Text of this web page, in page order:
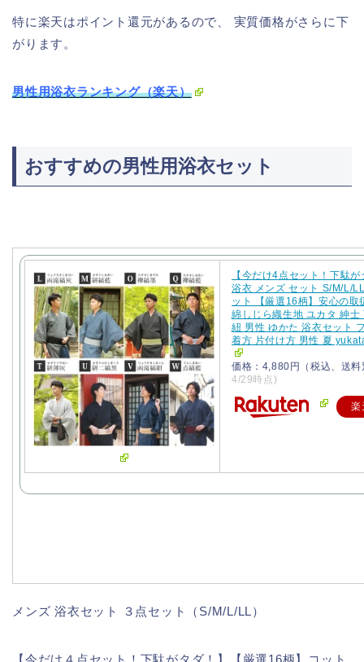
特に楽天はポイント還元があるので、 実質価格がさらに下
がります。
男性用浴衣ランキング（楽天）
おすすめの男性用浴衣セット
【今だけ4点セット！下駄
浴衣 メンズ セット S/M/L/
ット 【厳選16柄】安心の取
綿しじら織生地 ユカタ 紳士
紐 男性 ゆかた 浴衣セット
着方 片付け方 男性 夏
価格：4,880円（税込、送
4/29時点)
楽
メンズ 浴衣セット ３点セット（S/M/L/LL）
【今だけ４点セット！下駄がタダ！】【厳選16柄】コット